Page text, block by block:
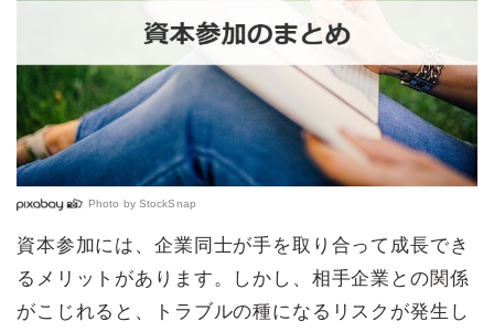
Photo by StockSnap
資本参加には、企業同士が手を取り合って成長でき
るメリットがあります。しかし、相手企業との関係
がこじれると、トラブルの種になるリスクが発生し